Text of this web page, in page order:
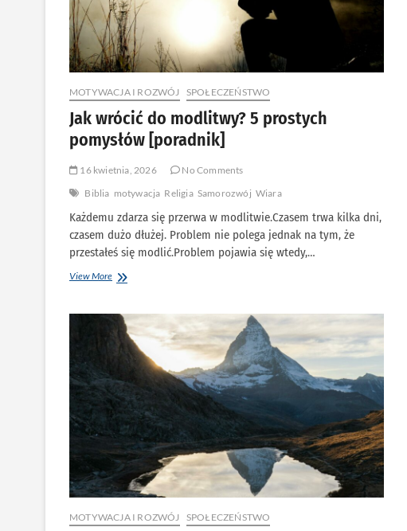
MOTYWACJA I ROZWÓJ SPOŁECZEŃSTWO
Jak wrócić do modlitwy? 5 prostych
pomysłów [poradnik]
16 kwietnia, 2026
No Comments
Biblia motywacja Religia Samorozwój Wiara
Każdemu zdarza się przerwa w modlitwie.Czasem trwa kilka dni,
czasem dużo dłużej. Problem nie polega jednak na tym, że
przestałeś się modlić.Problem pojawia się wtedy,…
View MoreJak
modlitwy?
5
prostych
pomysłów
[poradnik]
MOTYWACJA I ROZWÓJ SPOŁECZEŃSTWO